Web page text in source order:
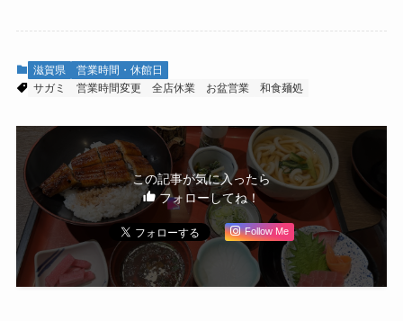
滋賀県
営業時間・休館日
サガミ
営業時間変更 全店休業 お盆営業 和食麺処
この記事が気に入ったら
フォローしてね！
Follow Me